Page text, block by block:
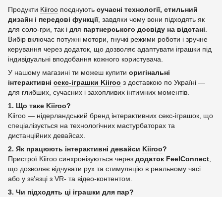
Продукти Kiiroo поєднують сучасні технології, стильний
дизайн і передові функції, завдяки чому вони підходять як
для соло‑гри, так і для партнерського досвіду на відстані
Вибір включає потужні мотори, гнучкі режими роботи і зручне
керування через додаток, що дозволяє адаптувати іграшки під
індивідуальні вподобання кожного користувача.
У нашому магазині ти можеш купити оригінальні
інтерактивні секс‑іграшки Kiiroo з доставкою по Україні —
для глибших, сучасних і захопливих інтимних моментів.
1. Що таке Kiiroo?
Kiiroo — нідерландський бренд інтерактивних секс‑іграшок, що
спеціалізується на технологічних мастурбаторах та
дистанційних девайсах.
2. Як працюють інтерактивні девайси Kiiroo?
Пристрої Kiiroo синхронізуються через додаток FeelConnect
що дозволяє відчувати рух та стимуляцію в реальному часі
або у зв’язці з VR‑ та відео‑контентом.
3. Чи підходять ці іграшки для пар?